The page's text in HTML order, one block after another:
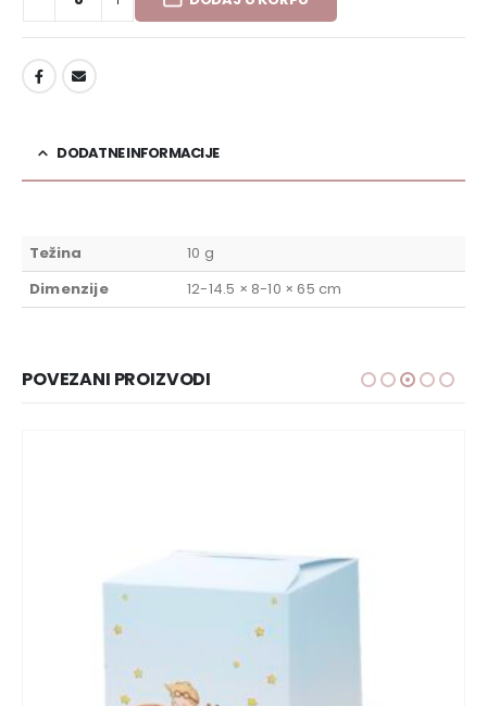
DODATNE INFORMACIJE
Težina
10 g
Dimenzije
12-14.5 × 8-10 × 65 cm
POVEZANI PROIZVODI